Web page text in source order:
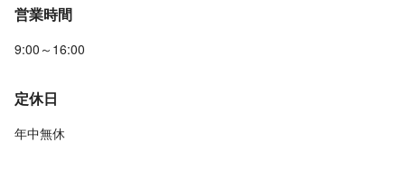
営業時間
9:00～16:00
定休日
年中無休